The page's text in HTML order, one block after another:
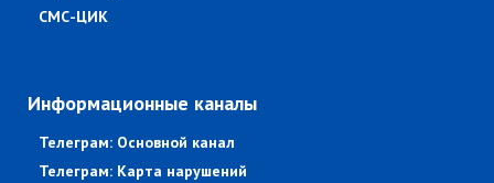
СМС-ЦИК
Информационные каналы
Телеграм: Основной канал
Телеграм: Карта нарушений